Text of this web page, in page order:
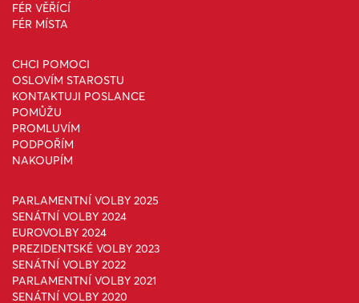
FÉR VĚŘÍCÍ
FÉR MÍSTA
CHCI POMOCI
OSLOVÍM STAROSTU
KONTAKTUJI POSLANCE
POMŮŽU
PROMLUVÍM
PODPOŘÍM
NAKOUPÍM
PARLAMENTNÍ VOLBY 2025
SENÁTNÍ VOLBY 2024
EUROVOLBY 2024
PREZIDENTSKÉ VOLBY 2023
SENÁTNÍ VOLBY 2022
PARLAMENTNÍ VOLBY 2021
SENÁTNÍ VOLBY 2020